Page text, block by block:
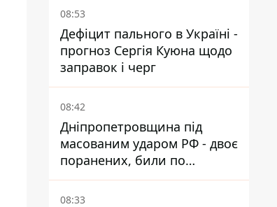
08:53
Дефіцит пального в Україні -
прогноз Сергія Куюна щодо
заправок і черг
08:42
Дніпропетровщина під
масованим ударом РФ - двоє
поранених, били по
Нікопольщині та
Синельниківщині
08:33